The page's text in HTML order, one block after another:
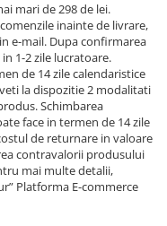
mari de 298 de lei.
inainte de livrare,
e-mail. Dupa confirmarea
1-2 zile lucratoare.
de 14 zile calendaristice
la dispozitie 2 modalitati
Schimbarea
face in termen de 14 zile
de returnare in valoare
contravalorii produsului
mai multe detalii,
Platforma E-commerce